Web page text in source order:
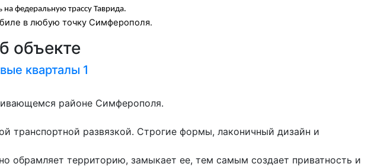
на федеральную трассу Таврида.
в любую точку Симферополя.
объекте
кварталы 1
районе Симферополя.
транспортной развязкой. Строгие формы, лаконичный дизайн и
обрамляет территорию, замыкает ее, тем самым создает приватность и